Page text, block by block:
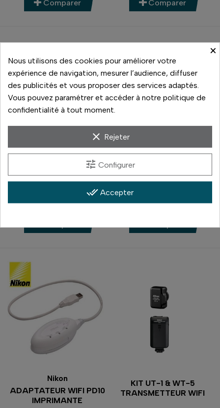
Comparer Comparer
TÉLÉCOMMANDE BT
En stock
Leica
CABLE CR/DC1 DIGILUX2
En stock
Nikon
ADAPTATEUR WIFI PD10
IMPRIMANTE
KIT UT-1 & WT-5
TRANSMETTEUR WIFI
×
Nous utilisons des cookies pour améliorer votre
expérience de navigation, mesurer l’audience, diffuser
des publicités et vous proposer des services adaptés.
Vous pouvez paramétrer et accéder à notre politique de
confidentialité à tout moment.
clear Rejeter
tune Configurer
done_all Accepter